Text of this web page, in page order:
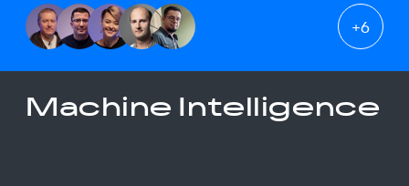
+6
Machine Intelligence